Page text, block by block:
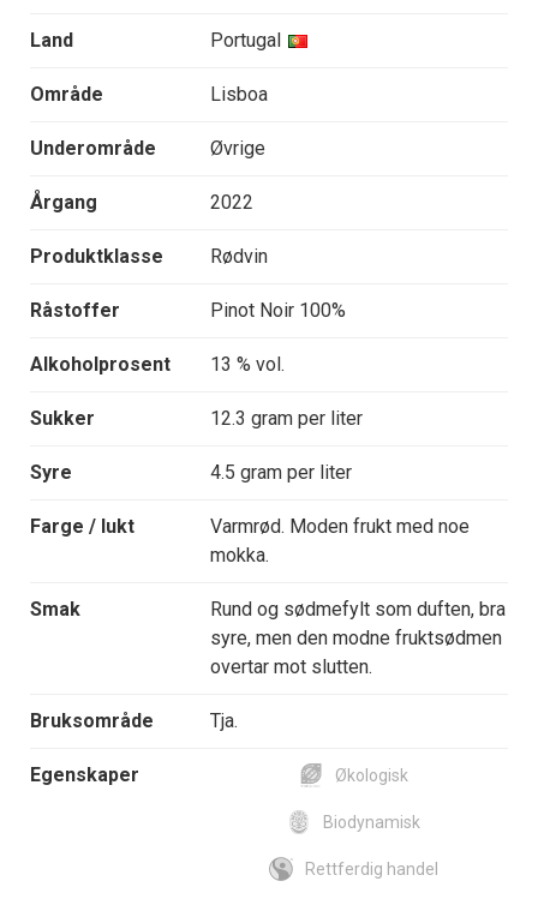
Land Portugal
Område Lisboa
Underområde Øvrige
Årgang 2022
Produktklasse Rødvin
Råstoffer Pinot Noir 100%
Alkoholprosent 13 % vol.
Sukker 12.3 gram per liter
Syre 4.5 gram per liter
Farge / lukt
Varmrød. Moden frukt med noe
mokka.
Smak
Rund og sødmefylt som duften, bra
syre, men den modne fruktsødmen
overtar mot slutten.
Bruksområde Tja.
Egenskaper Økologisk
Biodynamisk
Rettferdig handel